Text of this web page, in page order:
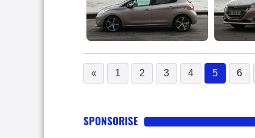
« 1 2 3 4 5
(current)
6
SPONSORISE